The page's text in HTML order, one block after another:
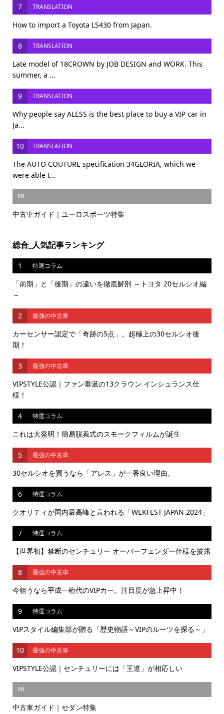
7 TRANSLATION
How to import a Toyota LS430 from Japan.
8 TRANSLATION
Late model of 18CROWN by JOB DESIGN and WORK. This
summer, a ...
9 TRANSLATION
Why people say ALESS is the best place to buy a VIP car in
Ja...
10 TRANSLATION
The AUTO COUTURE specification 34GLORIA, which we
were able t...
PR
中古車ガイド｜ユーロスポーツ特集
総合_人気記事ランキング
1 特選コラム
「前期」と「後期」の違いを徹底解剖 ～トヨタ 20セルシオ編
～
2 最強の中古車
カーセンサー認定で「奇跡の5点」。超極上の30セルシオ後
期！
3 最強の中古車
VIPSTYLE公認｜ファン垂涎の13クラウン インシュランス仕
様！
4 特選コラム
これは大発明！簡易脱着式のスモークフィルムが誕生
5 最強の中古車
30セルシオを買うなら「アレス」が一番良い理由。
6 特選コラム
クオリティが国内最高峰と言われる「WEKFEST JAPAN 2024」
7 特選コラム
【世界初】禁断のセンチュリー オーバーフェンダー仕様を披露
8 最強の中古車
今狙うなら平成一桁代のVIPカー。注目度が急上昇中！
9 特選コラム
VIPスタイル編集部が贈る「歴史物語～VIPのルーツを探る～」
10 最強の中古車
VIPSTYLE公認｜センチュリーには「王道」が相応しい
PR
中古車ガイド｜セダン特集